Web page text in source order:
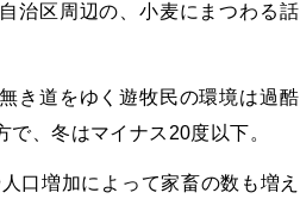
治区周辺の、小麦にまつわる
き道をゆく遊牧民の環境は過
、冬はマイナス20度以下。
口増加によって家畜の数も増